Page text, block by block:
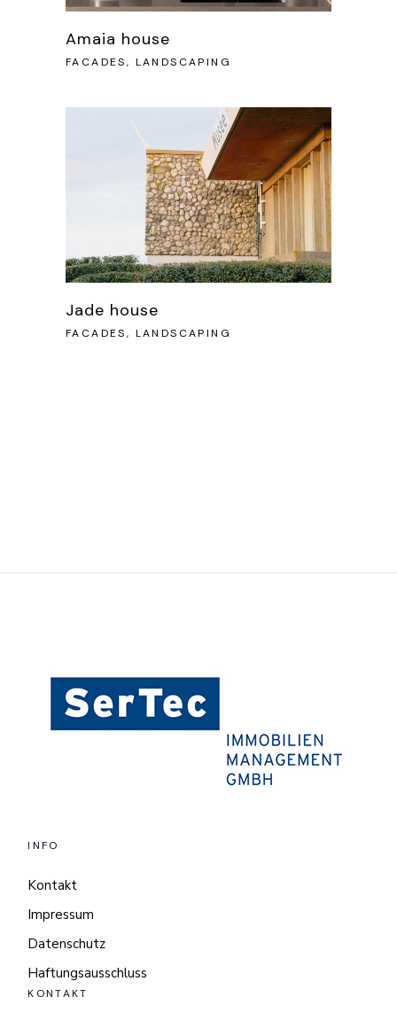
Amaia house
FACADES, LANDSCAPING
Jade house
FACADES, LANDSCAPING
INFO
Kontakt
Impressum
Datenschutz
Haftungsausschluss
KONTAKT